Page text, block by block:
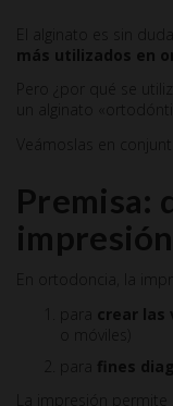
El alginato es sin
más utilizados en
Pero ¿por qué se
un alginato
Veámoslas en
Premisa:
En ortodoncia, la
crear las
fines
La impresión permite